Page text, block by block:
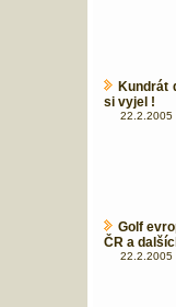
Kundrát
si vyjel !
22.2.2005
Golf
ČR a
22.2.2005